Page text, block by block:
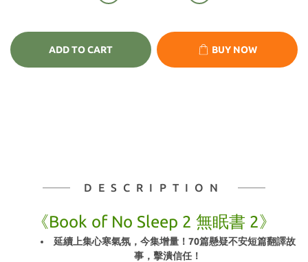
ADD TO CART BUY NOW
DESCRIPTION
《Book of No Sleep 2 無眠書 2》
延續上集心寒氣氛，今集增量！70篇懸疑不安短篇翻譯故
事，擊潰信任！